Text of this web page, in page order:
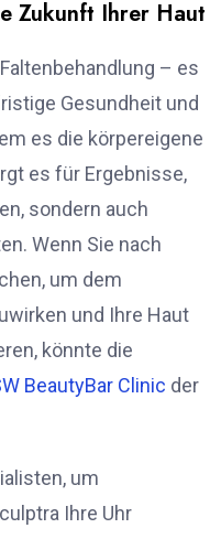
Zukunft Ihrer Haut
– es
Gesundheit und
es die körpereigene
es für Ergebnisse,
sondern auch
Wenn Sie nach
um dem
und Ihre Haut
könnte die
BeautyBar Clinic der
um
Ihre Uhr